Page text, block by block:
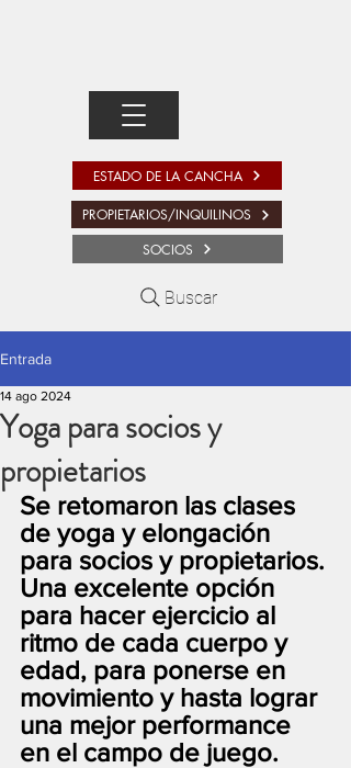
SOCIOS
ESTADO DE LA CANCHA
PROPIETARIOS/INQUILINOS
Buscar
Entrada
Yoga para socios y
propietarios
14 ago 2024
Se retomaron las clases
de yoga y elongación
para socios y propietarios.
Una excelente opción
para hacer ejercicio al
ritmo de cada cuerpo y
edad, para ponerse en
movimiento y hasta lograr
una mejor performance
en el campo de juego.